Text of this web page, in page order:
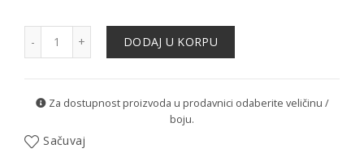
DODAJ U KORPU
Za dostupnost proizvoda u prodavnici odaberite veličinu /
boju.
Sačuvaj